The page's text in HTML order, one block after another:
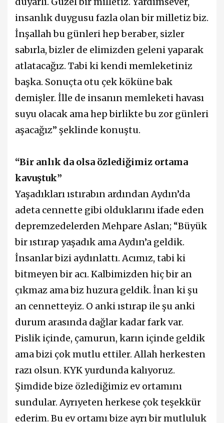
insanlık duygusu fazla olan bir milletiz biz.
İnşallah bu günleri hep beraber, sizler
sabırla, bizler de elimizden geleni yaparak
atlatacağız. Tabi ki kendi memleketiniz
başka. Sonuçta otu çek köküne bak
demişler. İlle de insanın memleketi havası
suyu olacak ama hep birlikte bu zor günleri
aşacağız” şeklinde konuştu.
“Bir anlık da olsa özlediğimiz ortama
kavuştuk”
Yaşadıkları ıstırabın ardından Aydın’da
adeta cennette gibi olduklarını ifade eden
depremzedelerden Mehpare Aslan; “Büyük
bir ıstırap yaşadık ama Aydın’a geldik.
İnsanlar bizi aydınlattı. Acımız, tabi ki
bitmeyen bir acı. Kalbimizden hiç bir an
çıkmaz ama biz huzura geldik. İnan ki şu
an cennetteyiz. O anki ıstırap ile şu anki
durum arasında dağlar kadar fark var.
Pislik içinde, çamurun, karın içinde geldik
ama bizi çok mutlu ettiler. Allah herkesten
razı olsun. KYK yurdunda kalıyoruz.
Şimdide bize özlediğimiz ev ortamını
sundular. Ayrıyeten herkese çok teşekkür
ederim. Bu ev ortamı bize ayrı bir mutluluk